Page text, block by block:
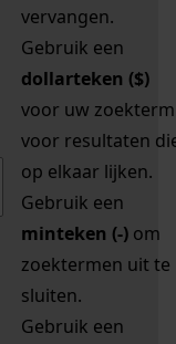
vervangen.
Gebruik een
dollarteken ($)
voor uw zoekterm
voor resultaten
op elkaar lijken.
Gebruik een
minteken (-) om
zoektermen uit te
sluiten.
Gebruik een